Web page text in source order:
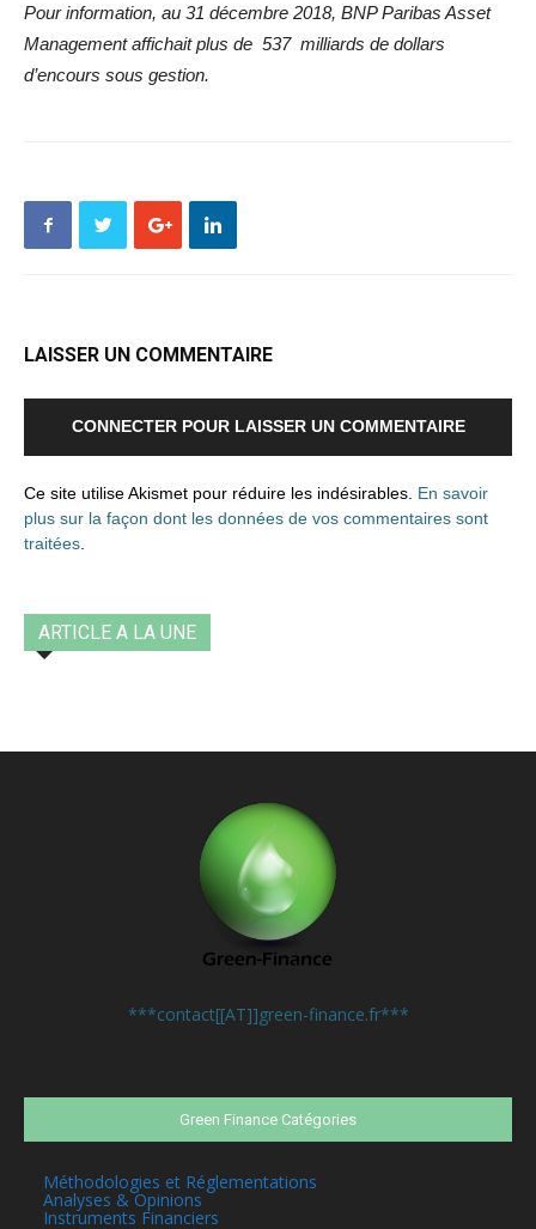
Pour information, au 31 décembre 2018, BNP Paribas Asset
Management affichait plus de 537 milliards de dollars
d’encours sous gestion.
LAISSER UN COMMENTAIRE
CONNECTER POUR LAISSER UN COMMENTAIRE
Ce site utilise Akismet pour réduire les indésirables. En savoir
plus sur la façon dont les données de vos commentaires sont
traitées
ARTICLE A LA UNE
***contact[[AT]]green-finance.fr***
Green Finance Catégories
Méthodologies et Réglementations
Analyses & Opinions
Instruments Financiers